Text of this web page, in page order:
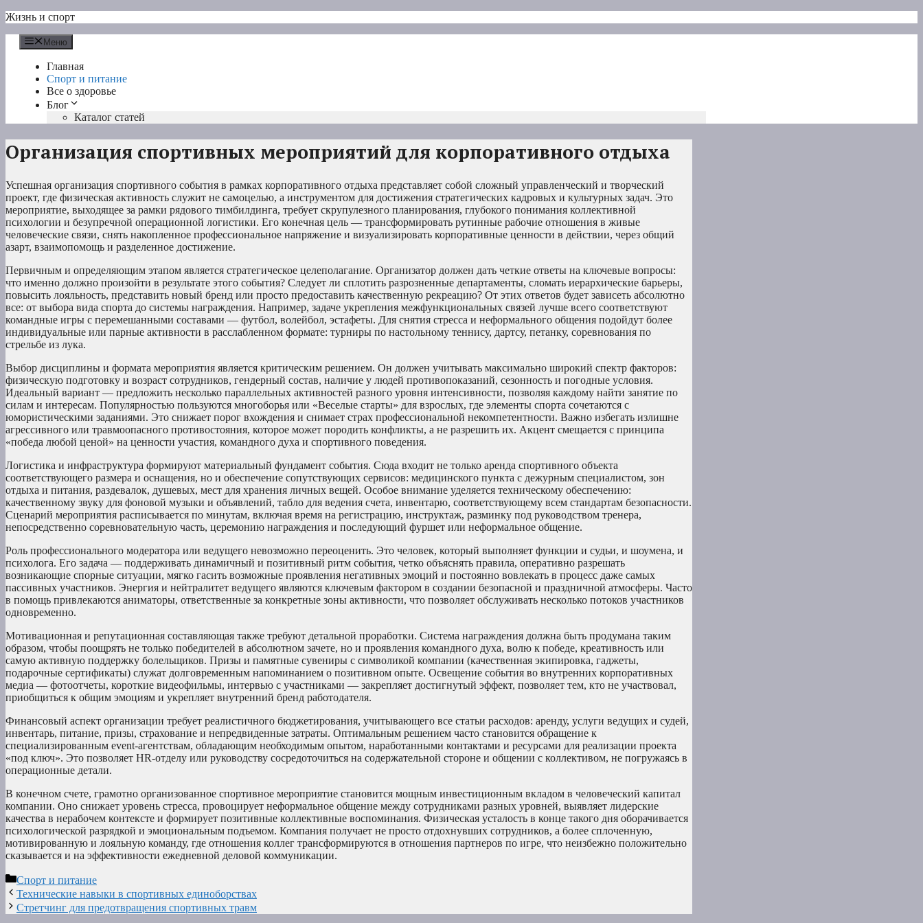
Перейти
содержимому
Жизнь и спорт
Меню
Главная
Спорт и питание
Все о здоровье
Блог
Каталог статей
Организация спортивных мероприятий для корпоративного отдыха
Успешная организация спортивного события в рамках корпоративного отдыха представляет собой сложный управленческий и творческий
проект, где физическая активность служит не самоцелью, а инструментом для достижения стратегических кадровых и культурных задач. Это
мероприятие, выходящее за рамки рядового тимбилдинга, требует скрупулезного планирования, глубокого понимания коллективной
психологии и безупречной операционной логистики. Его конечная цель — трансформировать рутинные рабочие отношения в живые
человеческие связи, снять накопленное профессиональное напряжение и визуализировать корпоративные ценности в действии, через общий
азарт, взаимопомощь и разделенное достижение.
Первичным и определяющим этапом является стратегическое целеполагание. Организатор должен дать четкие ответы на ключевые вопросы:
что именно должно произойти в результате этого события? Следует ли сплотить разрозненные департаменты, сломать иерархические барьеры,
повысить лояльность, представить новый бренд или просто предоставить качественную рекреацию? От этих ответов будет зависеть абсолютно
все: от выбора вида спорта до системы награждения. Например, задаче укрепления межфункциональных связей лучше всего соответствуют
командные игры с перемешанными составами — футбол, волейбол, эстафеты. Для снятия стресса и неформального общения подойдут более
индивидуальные или парные активности в расслабленном формате: турниры по настольному теннису, дартсу, петанку, соревнования по
стрельбе из лука.
Выбор дисциплины и формата мероприятия является критическим решением. Он должен учитывать максимально широкий спектр факторов:
физическую подготовку и возраст сотрудников, гендерный состав, наличие у людей противопоказаний, сезонность и погодные условия.
Идеальный вариант — предложить несколько параллельных активностей разного уровня интенсивности, позволяя каждому найти занятие по
силам и интересам. Популярностью пользуются многоборья или «Веселые старты» для взрослых, где элементы спорта сочетаются с
юмористическими заданиями. Это снижает порог вхождения и снимает страх профессиональной некомпетентности. Важно избегать излишне
агрессивного или травмоопасного противостояния, которое может породить конфликты, а не разрешить их. Акцент смещается с принципа
«победа любой ценой» на ценности участия, командного духа и спортивного поведения.
Логистика и инфраструктура формируют материальный фундамент события. Сюда входит не только аренда спортивного объекта
соответствующего размера и оснащения, но и обеспечение сопутствующих сервисов: медицинского пункта с дежурным специалистом, зон
отдыха и питания, раздевалок, душевых, мест для хранения личных вещей. Особое внимание уделяется техническому обеспечению:
качественному звуку для фоновой музыки и объявлений, табло для ведения счета, инвентарю, соответствующему всем стандартам безопасности.
Сценарий мероприятия расписывается по минутам, включая время на регистрацию, инструктаж, разминку под руководством тренера,
непосредственно соревновательную часть, церемонию награждения и последующий фуршет или неформальное общение.
Роль профессионального модератора или ведущего невозможно переоценить. Это человек, который выполняет функции и судьи, и шоумена, и
психолога. Его задача — поддерживать динамичный и позитивный ритм события, четко объяснять правила, оперативно разрешать
возникающие спорные ситуации, мягко гасить возможные проявления негативных эмоций и постоянно вовлекать в процесс даже самых
пассивных участников. Энергия и нейтралитет ведущего являются ключевым фактором в создании безопасной и праздничной атмосферы. Часто
в помощь привлекаются аниматоры, ответственные за конкретные зоны активности, что позволяет обслуживать несколько потоков участников
одновременно.
Мотивационная и репутационная составляющая также требуют детальной проработки. Система награждения должна быть продумана таким
образом, чтобы поощрять не только победителей в абсолютном зачете, но и проявления командного духа, волю к победе, креативность или
самую активную поддержку болельщиков. Призы и памятные сувениры с символикой компании (качественная экипировка, гаджеты,
подарочные сертификаты) служат долговременным напоминанием о позитивном опыте. Освещение события во внутренних корпоративных
медиа — фотоотчеты, короткие видеофильмы, интервью с участниками — закрепляет достигнутый эффект, позволяет тем, кто не участвовал,
приобщиться к общим эмоциям и укрепляет внутренний бренд работодателя.
Финансовый аспект организации требует реалистичного бюджетирования, учитывающего все статьи расходов: аренду, услуги ведущих и судей,
инвентарь, питание, призы, страхование и непредвиденные затраты. Оптимальным решением часто становится обращение к
специализированным event-агентствам, обладающим необходимым опытом, наработанными контактами и ресурсами для реализации проекта
«под ключ». Это позволяет HR-отделу или руководству сосредоточиться на содержательной стороне и общении с коллективом, не погружаясь в
операционные детали.
В конечном счете, грамотно организованное спортивное мероприятие становится мощным инвестиционным вкладом в человеческий капитал
компании. Оно снижает уровень стресса, провоцирует неформальное общение между сотрудниками разных уровней, выявляет лидерские
качества в нерабочем контексте и формирует позитивные коллективные воспоминания. Физическая усталость в конце такого дня оборачивается
психологической разрядкой и эмоциональным подъемом. Компания получает не просто отдохнувших сотрудников, а более сплоченную,
мотивированную и лояльную команду, где отношения коллег трансформируются в отношения партнеров по игре, что неизбежно положительно
сказывается и на эффективности ежедневной деловой коммуникации.
Рубрики
Спорт и питание
Технические навыки в спортивных единоборствах
Стретчинг для предотвращения спортивных травм